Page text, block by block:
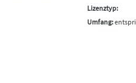
Lizenztyp:
Umfang: